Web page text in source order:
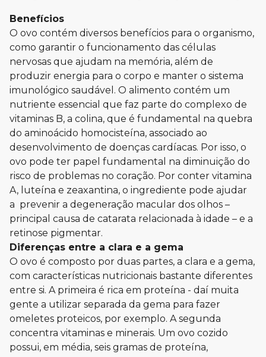
Benefícios
O ovo contém diversos benefícios para o organismo,
como garantir o funcionamento das células
nervosas que ajudam na memória, além de
produzir energia para o corpo e manter o sistema
imunológico saudável. O alimento contém um
nutriente essencial que faz parte do complexo de
vitaminas B, a colina, que é fundamental na quebra
do aminoácido homocisteína, associado ao
desenvolvimento de doenças cardíacas. Por isso, o
ovo pode ter papel fundamental na diminuição do
risco de problemas no coração. Por conter vitamina
A, luteína e zeaxantina, o ingrediente pode ajudar
a prevenir a degeneração macular dos olhos –
principal causa de catarata relacionada à idade – e a
retinose pigmentar.
Diferenças entre a clara e a gema
O ovo é composto por duas partes, a clara e a gema,
com características nutricionais bastante diferentes
entre si. A primeira é rica em proteína - daí muita
gente a utilizar separada da gema para fazer
omeletes proteicos, por exemplo. A segunda
concentra vitaminas e minerais. Um ovo cozido
possui, em média, seis gramas de proteína,